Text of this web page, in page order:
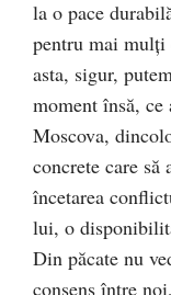
la o pace
pentru mai mulţi
asta, sigur,
moment însă, ce
Moscova,
concrete care
încetarea
lui, o
Din păcate nu
consens între